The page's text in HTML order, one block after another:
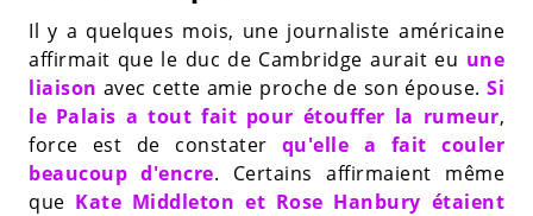
Il y a quelques mois, une journaliste américaine
affirmait que le duc de Cambridge aurait eu une
liaison avec cette amie proche de son épouse. Si
le Palais a tout fait pour étouffer la rumeur,
force est de constater qu'elle a fait couler
beaucoup d'encre. Certains affirmaient même
que Kate Middleton et Rose Hanbury étaient